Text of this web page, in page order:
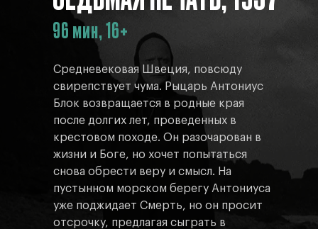
96 мин, 16+
Средневековая Швеция, повсюду
свирепствует чума. Рыцарь Антониус
Блок возвращается в родные края
после долгих лет, проведенных в
крестовом походе. Он разочарован в
жизни и Боге, но хочет попытаться
снова обрести веру и смысл. На
пустынном морском берегу Антониуса
уже поджидает Смерть, но он просит
отсрочку, предлагая сыграть в